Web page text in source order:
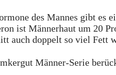
des Mannes gibt es
ist Männerhaut um 20
auch doppelt so viel Fett
Männer-Serie